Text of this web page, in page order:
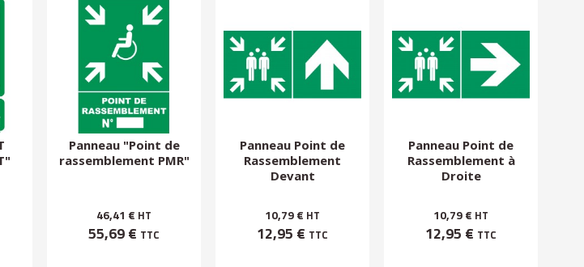
Panneau "Point de
rassemblement PMR"
46,41 € HT
55,69 € TTC
Panneau Point de
Rassemblement
Devant
10,79 € HT
12,95 € TTC
Panneau Point de
Rassemblement à
Droite
10,79 € HT
12,95 € TTC